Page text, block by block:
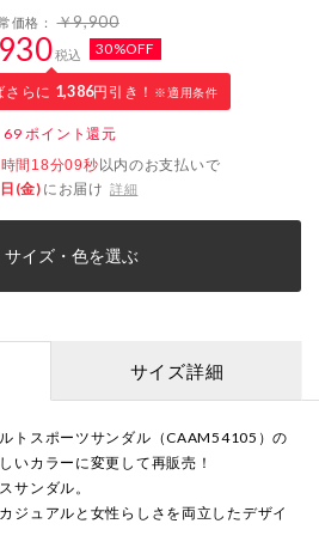
価格：￥9,900
税込 30%OFF
さらに 1,386円引き！ ※適用条件
69 ポイント還元
間18分08秒以内のお支払いで
(金) にお届け 詳細
サイズ・色を選ぶ
サイズ詳細
トスポーツサンダル（CAAM54105）の
いカラーに変更して再販売！
サンダル。
ジュアルと女性らしさを両立したデザイ